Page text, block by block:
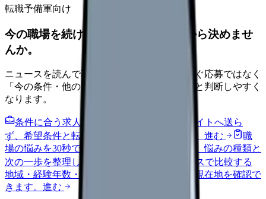
転職予備軍向け
今の職場を続けるか、条件を比べてから決めませ
んか。
ニュースを読んで不安が強くなった時は、すぐ応募ではなく
「今の条件・他の選択肢・相談先」を分けると判断しやすく
なります。
条件に合う求人通知を受け取る
外部転職サイトへ送ら
ず、希望条件と転職時期を自社で預かります。 進む
職
場の悩みを30秒で診断
辞めるべきか迷う前に、悩みの種類と
次の一歩を整理します。
給料コンパスで比較する
地域・経験年数・施設形態から、今の給料の現在地を確認で
きます。 進む